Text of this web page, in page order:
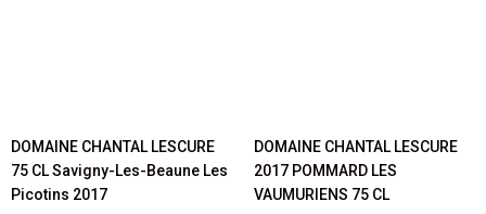
DOMAINE CHANTAL LESCURE
75 CL Savigny-Les-Beaune Les
Picotins 2017
DOMAINE CHANTAL LESCURE
2017 POMMARD LES
VAUMURIENS 75 CL